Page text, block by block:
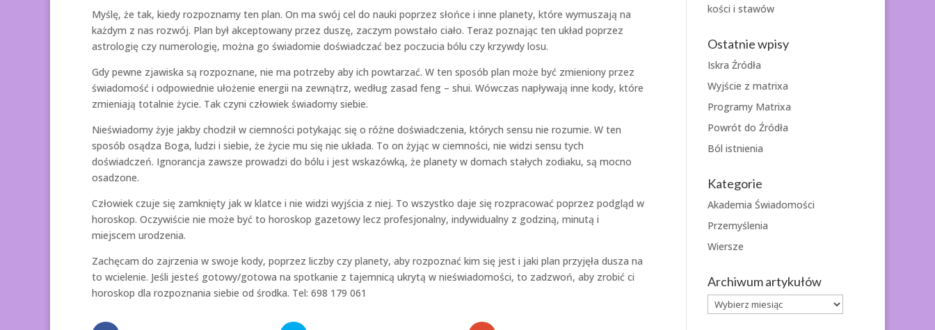
Myślę, że tak, kiedy rozpoznamy ten plan. On ma swój cel do nauki poprzez słońce i inne planety, które wymuszają na
każdym z nas rozwój. Plan był akceptowany przez duszę, zaczym powstało ciało. Teraz poznając ten układ poprzez
astrologię czy numerologię, można go świadomie doświadczać bez poczucia bólu czy krzywdy losu.
Gdy pewne zjawiska są rozpoznane, nie ma potrzeby aby ich powtarzać. W ten sposób plan może być zmieniony przez
świadomość i odpowiednie ułożenie energii na zewnątrz, według zasad feng – shui. Wówczas napływają inne kody, które
zmieniają totalnie życie. Tak czyni człowiek świadomy siebie.
Nieświadomy żyje jakby chodził w ciemności potykając się o różne doświadczenia, których sensu nie rozumie. W ten
sposób osądza Boga, ludzi i siebie, że życie mu się nie układa. To on żyjąc w ciemności, nie widzi sensu tych
doświadczeń. Ignorancja zawsze prowadzi do bólu i jest wskazówką, że planety w domach stałych zodiaku, są mocno
osadzone.
Człowiek czuje się zamknięty jak w klatce i nie widzi wyjścia z niej. To wszystko daje się rozpracować poprzez podgląd w
horoskop. Oczywiście nie może być to horoskop gazetowy lecz profesjonalny, indywidualny z godziną, minutą i
miejscem urodzenia.
Zachęcam do zajrzenia w swoje kody, poprzez liczby czy planety, aby rozpoznać kim się jest i jaki plan przyjęła dusza na
to wcielenie. Jeśli jesteś gotowy/gotowa na spotkanie z tajemnicą ukrytą w nieświadomości, to zadzwoń, aby zrobić ci
horoskop dla rozpoznania siebie od środka. Tel: 698 179 061
kości i stawów
Ostatnie wpisy
Iskra Źródła
Wyjście z matrixa
Programy Matrixa
Powrót do Źródła
Ból istnienia
Kategorie
Akademia Świadomości
Przemyślenia
Wiersze
Archiwum artykułów
Archiwum
artykułów